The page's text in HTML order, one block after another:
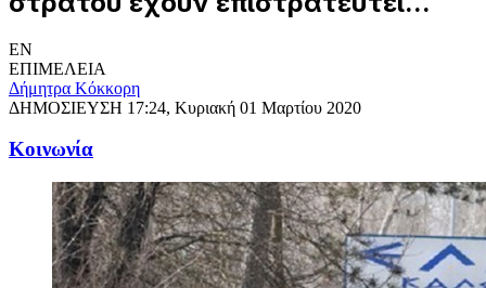
EN
ΕΠΙΜΕΛΕΙΑ
Δήμητρα Κόκκορη
ΔΗΜΟΣΙΕΥΣΗ 17:24, Κυριακή 01 Μαρτίου 2020
Κοινωνία